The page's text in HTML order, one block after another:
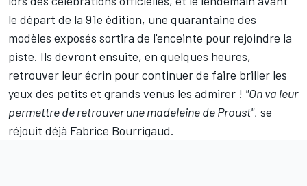
le départ de la 91e édition, une quarantaine des
modèles exposés sortira de l'enceinte pour rejoindre la
piste. Ils devront ensuite, en quelques heures,
retrouver leur écrin pour continuer de faire briller les
yeux des petits et grands venus les admirer ! "On va leur
permettre de retrouver une madeleine de Proust", se
réjouit déjà Fabrice Bourrigaud.